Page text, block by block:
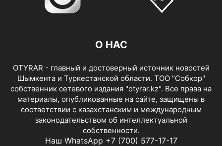
О НАС
OTYRAR - главный и достоверный источник новостей
Шымкента и Туркестанской области. ТОО "Собкор"
собственник сетевого издания "otyrar.kz". Все права на
материалы, опубликованные на сайте, защищены в
соответствии с казахстанским и международным
законодательством об интеллектуальной
собственности.
Наш WhatsApp +7 (700) 577-17-17